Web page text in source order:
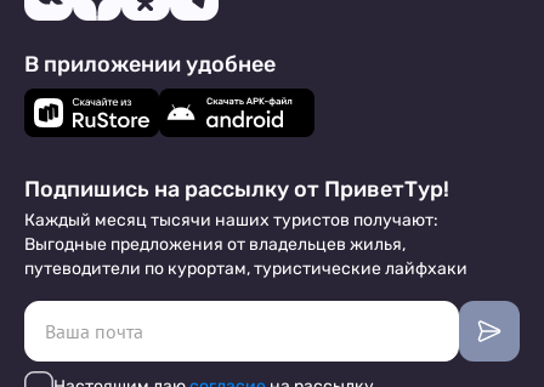
В приложении удобнее
Подпишись на рассылку от ПриветТур!
Каждый месяц тысячи наших туристов получают:
Выгодные предложения от владельцев жилья,
путеводители по курортам, туристические лайфхаки